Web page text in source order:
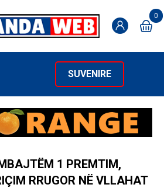
0
SUVENIRE
1 PREMTIM,
RRUGOR NË VLLAHAT